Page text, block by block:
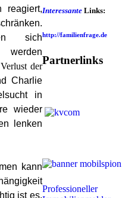
reagiert,
sich
werden
der
Charlie
in
wieder
lenken
kann
ist es,
InteressanteLinks:
http://familienfrage.de
Partnerlinks
Professioneller